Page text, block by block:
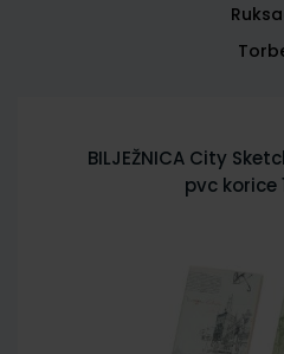
BILJEŽNICA City
pvc korice